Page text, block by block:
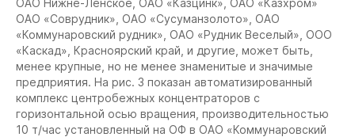
ОАО «Соврудник», ОАО «Сусуманзолото», ОАО
«Коммунаровский рудник», ОАО «Рудник Веселый», ООО
«Каскад», Красноярский край, и другие, может быть,
менее крупные, но не менее знаменитые и значимые
предприятия. На рис. 3 показан автоматизированный
комплекс центробежных концентраторов с
горизонтальной осью вращения, производительностью
10 т/час установленный на ОФ в ОАО «Коммунаровский